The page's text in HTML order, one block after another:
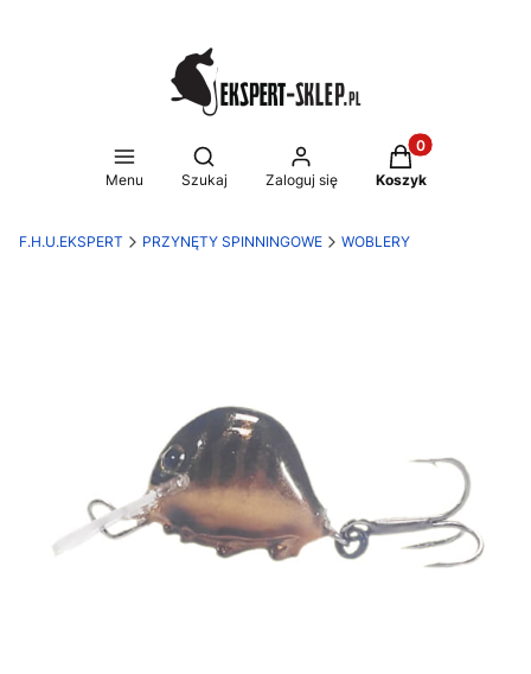
Menu
Otwórz wyszukiwarkę
Szukaj Zaloguj się
Produkty w
Koszyk
F.H.U.EKSPERT PRZYNĘTY SPINNINGOWE WOBLERY